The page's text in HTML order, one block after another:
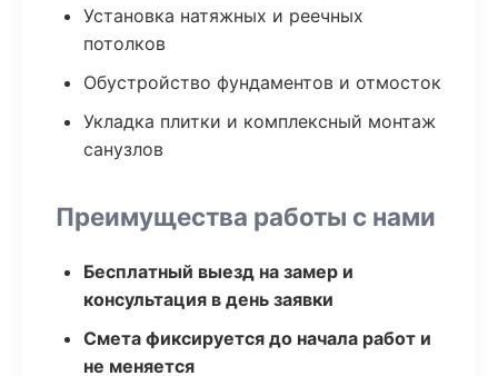
Установка натяжных и реечных
потолков
Обустройство фундаментов и отмосток
Укладка плитки и комплексный монтаж
санузлов
Преимущества работы с нами
Бесплатный выезд на замер и
консультация в день заявки
Смета фиксируется до начала работ и
не меняется